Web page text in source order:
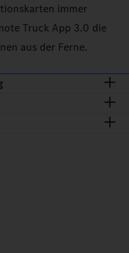
immer
Truck App 3.0 die
aus der Ferne.